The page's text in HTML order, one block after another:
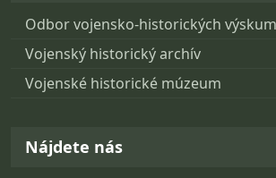
Odbor vojensko-historických
Vojenský historický archív
Vojenské historické múzeum
Nájdete nás